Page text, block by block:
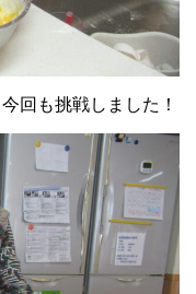
回も挑戦しました！